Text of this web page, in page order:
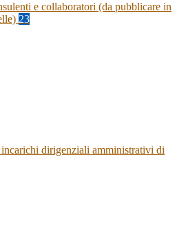
e collaboratori (da pubblicare in
23
dirigenziali amministrativi di